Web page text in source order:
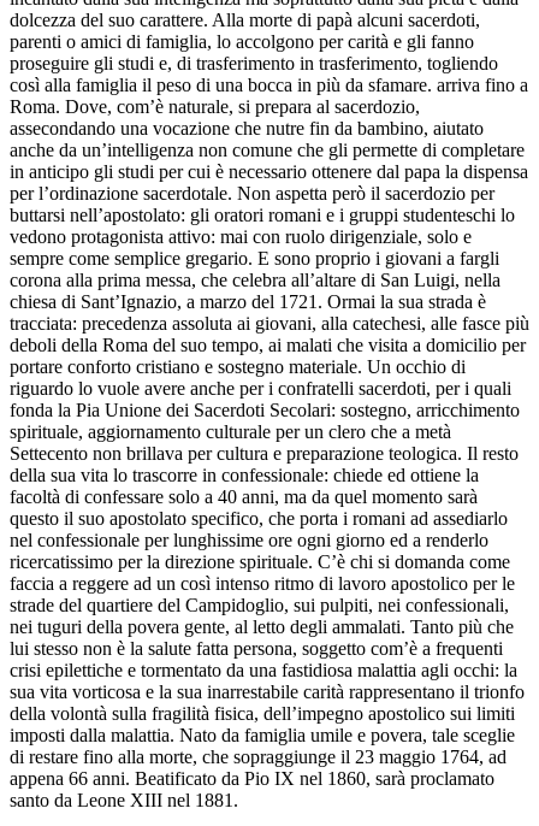
dolcezza del suo carattere. Alla morte di papà alcuni sacerdoti,
parenti o amici di famiglia, lo accolgono per carità e gli fanno
proseguire gli studi e, di trasferimento in trasferimento, togliendo
così alla famiglia il peso di una bocca in più da sfamare. arriva fino a
Roma. Dove, com’è naturale, si prepara al sacerdozio,
assecondando una vocazione che nutre fin da bambino, aiutato
anche da un’intelligenza non comune che gli permette di completare
in anticipo gli studi per cui è necessario ottenere dal papa la dispensa
per l’ordinazione sacerdotale. Non aspetta però il sacerdozio per
buttarsi nell’apostolato: gli oratori romani e i gruppi studenteschi lo
vedono protagonista attivo: mai con ruolo dirigenziale, solo e
sempre come semplice gregario. E sono proprio i giovani a fargli
corona alla prima messa, che celebra all’altare di San Luigi, nella
chiesa di Sant’Ignazio, a marzo del 1721. Ormai la sua strada è
tracciata: precedenza assoluta ai giovani, alla catechesi, alle fasce più
deboli della Roma del suo tempo, ai malati che visita a domicilio per
portare conforto cristiano e sostegno materiale. Un occhio di
riguardo lo vuole avere anche per i confratelli sacerdoti, per i quali
fonda la Pia Unione dei Sacerdoti Secolari: sostegno, arricchimento
spirituale, aggiornamento culturale per un clero che a metà
Settecento non brillava per cultura e preparazione teologica. Il resto
della sua vita lo trascorre in confessionale: chiede ed ottiene la
facoltà di confessare solo a 40 anni, ma da quel momento sarà
questo il suo apostolato specifico, che porta i romani ad assediarlo
nel confessionale per lunghissime ore ogni giorno ed a renderlo
ricercatissimo per la direzione spirituale. C’è chi si domanda come
faccia a reggere ad un così intenso ritmo di lavoro apostolico per le
strade del quartiere del Campidoglio, sui pulpiti, nei confessionali,
nei tuguri della povera gente, al letto degli ammalati. Tanto più che
lui stesso non è la salute fatta persona, soggetto com’è a frequenti
crisi epilettiche e tormentato da una fastidiosa malattia agli occhi: la
sua vita vorticosa e la sua inarrestabile carità rappresentano il trionfo
della volontà sulla fragilità fisica, dell’impegno apostolico sui limiti
imposti dalla malattia. Nato da famiglia umile e povera, tale sceglie
di restare fino alla morte, che sopraggiunge il 23 maggio 1764, ad
appena 66 anni. Beatificato da Pio IX nel 1860, sarà proclamato
santo da Leone XIII nel 1881.